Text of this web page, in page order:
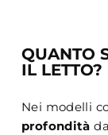
QUANTO
IL LETTO?
Nei modelli
profondità